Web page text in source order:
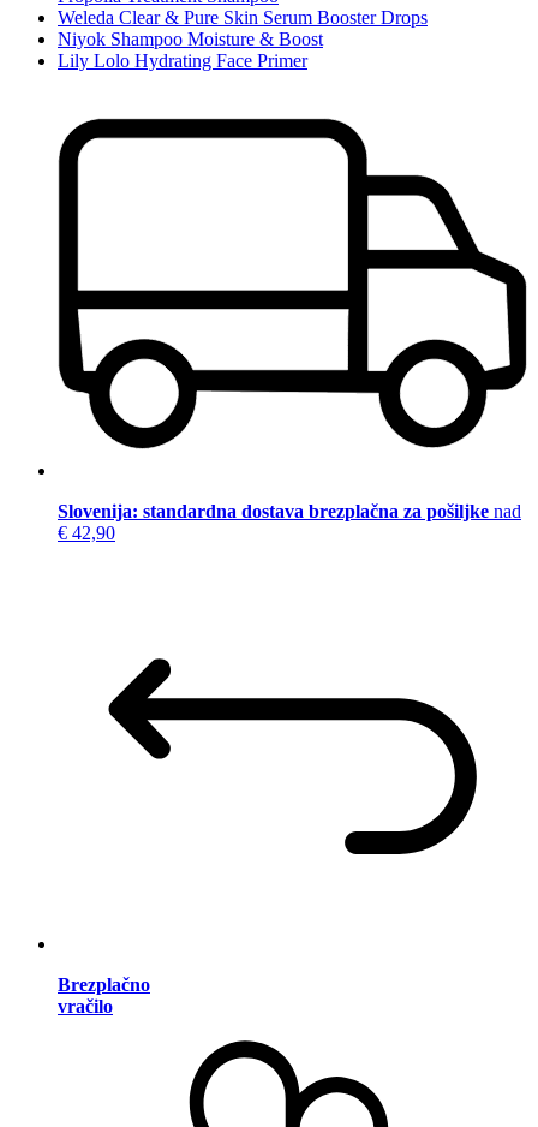
Weleda Clear & Pure Skin Serum Booster Drops
Niyok Shampoo Moisture & Boost
Lily Lolo Hydrating Face Primer
Slovenija: standardna dostava brezplačna za pošiljke nad
€ 42,90
Brezplačno
vračilo